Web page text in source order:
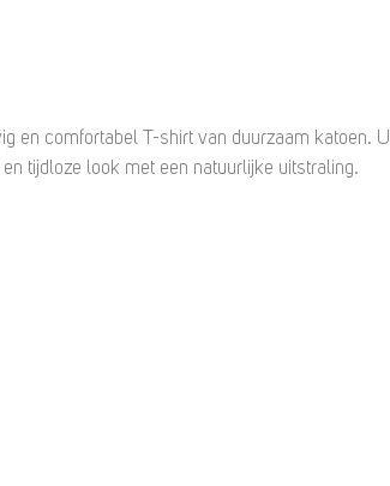
en comfortabel T-shirt van duurzaam katoen.
tijdloze look met een natuurlijke uitstraling.